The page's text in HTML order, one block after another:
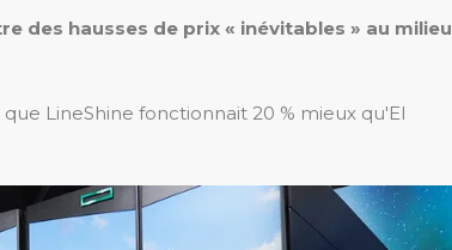
des hausses de prix « inévitables » au milieu
LineShine fonctionnait 20 % mieux qu'El